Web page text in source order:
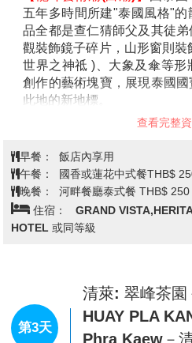
早餐：
XXX
午餐：
XXX
晚餐： 機上簡餐
住宿：
MERCURE HOTEL 或
LANA 或 FURAMA HOTEL或同級
第2天
KHUN－蘇町藍
清萊金三角國
璃天空步道)
遊湄公河－鴉
【龍坤藝術廟(白廟)】由泰國